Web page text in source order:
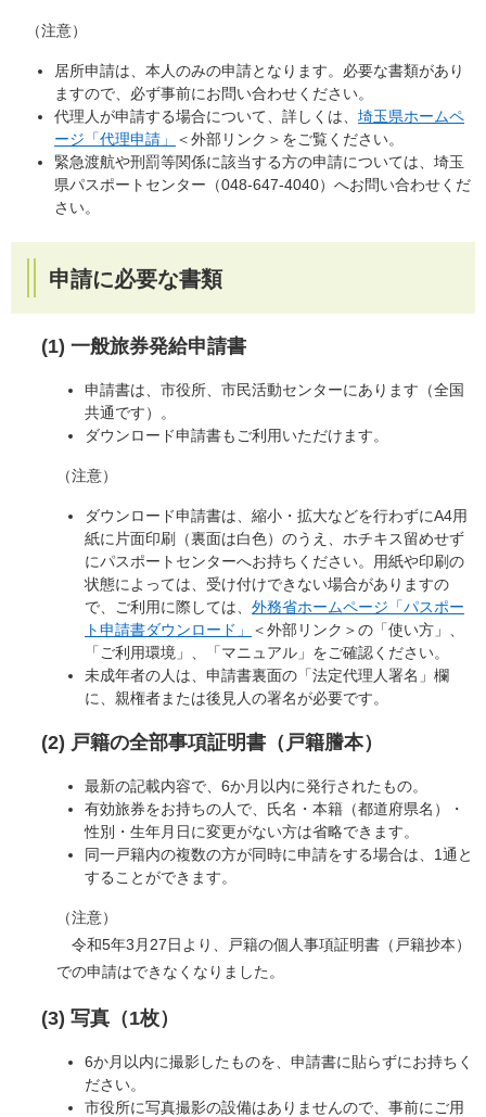
（注意）
居所申請は、本人のみの申請となります。必要な書類があり
ますので、必ず事前にお問い合わせください。
代理人が申請する場合について、詳しくは、 埼玉県ホームペ
ージ「代理申請」
＜外部リンク＞ をご覧ください。
緊急渡航や刑罰等関係に該当する方の申請については、埼玉
県パスポートセンター（048-647-4040）へお問い合わせくだ
さい。
申請に必要な書類
(1) 一般旅券発給申請書
申請書は、市役所、市民活動センターにあります（全国
共通です）。
ダウンロード申請書もご利用いただけます。
（注意）
ダウンロード申請書は、縮小・拡大などを行わずにA4用
紙に片面印刷（裏面は白色）のうえ、ホチキス留めせず
にパスポートセンターへお持ちください。用紙や印刷の
状態によっては、受け付けできない場合がありますの
で、ご利用に際しては、 外務省ホームページ「パスポー
ト申請書ダウンロード」
＜外部リンク＞の「使い方」、
「ご利用環境」、「マニュアル」をご確認ください。
未成年者の人は、申請書裏面の「法定代理人署名」欄
に、親権者または後見人の署名が必要です。
(2) 戸籍の全部事項証明書（戸籍謄本）
最新の記載内容で、6か月以内に発行されたもの。
有効旅券をお持ちの人で、氏名・本籍（都道府県名）・
性別・生年月日に変更がない方は省略できます。
同一戸籍内の複数の方が同時に申請をする場合は、1通と
することができます。
（注意）
令和5年3月27日より、戸籍の個人事項証明書（戸籍抄本）
での申請はできなくなりました。
(3) 写真（1枚）
6か月以内に撮影したものを、申請書に貼らずにお持ちく
ださい。
市役所に写真撮影の設備はありませんので、事前にご用